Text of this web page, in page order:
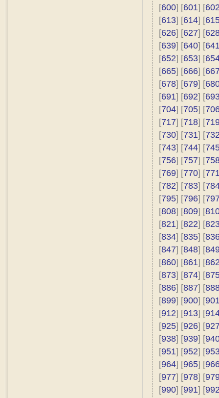
[600] [601] [
[613] [614] [
[626] [627] [
[639] [640] [
[652] [653] [
[665] [666] [
[678] [679] [
[691] [692] [
[704] [705] [
[717] [718] [
[730] [731] [
[743] [744] [
[756] [757] [
[769] [770] [
[782] [783] [
[795] [796] [
[808] [809] [
[821] [822] [
[834] [835] [
[847] [848] [
[860] [861] [
[873] [874] [
[886] [887] [
[899] [900] [
[912] [913] [
[925] [926] [
[938] [939] [
[951] [952] [
[964] [965] [
[977] [978] [
[990] [991] [